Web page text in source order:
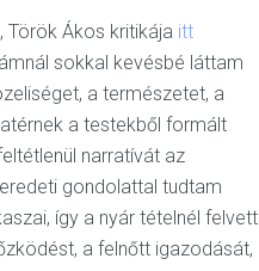
Török Ákos kritikája itt
sokkal kevésbé láttam
a természetet, a
a testekből formált
narratívát az
gondolattal tudtam
így a nyár tételnél felvett
a felnőtt igazodását,